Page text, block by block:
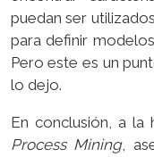
puedan ser
para definir
Pero este es un
lo dejo.
En conclusión, a
Process Mining,